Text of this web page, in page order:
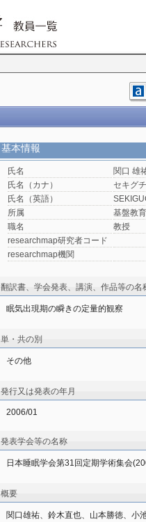
基本情報
氏名
関口 雄
氏名（カナ）
セキグ
氏名（英語）
所属
基盤教
職名
教授
researchmap研究者コード
researchmap機関
翻訳書、学会発表、講演、作品等の名
眠気出現期の瞬きの定量的観察
単・共の別
その他
発行又は発表の年月
2006/01
発表学会等の名称
日本睡眠学会第31回定期学術集会
概要
関口雄祐、鈴木直也、山本勝徳、小